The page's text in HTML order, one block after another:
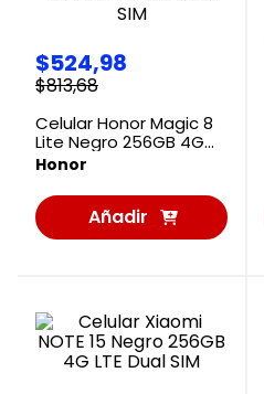
$524,98
$813,68
Celular Honor Magic 8
Lite Negro 256GB 4G
LTE Dual SIM
Honor
Añadir
al